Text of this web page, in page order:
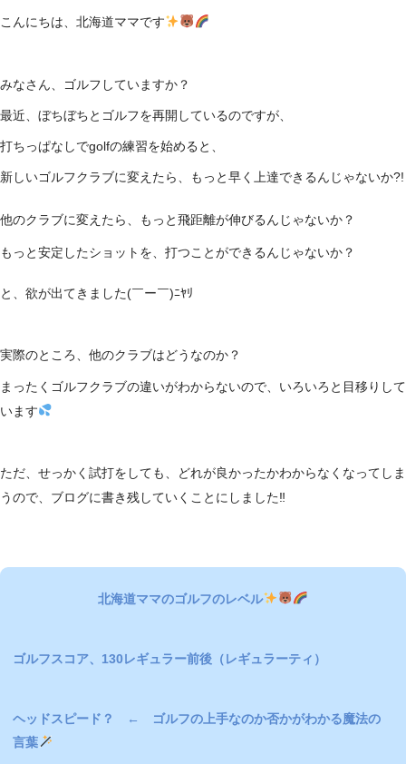
こんにちは、北海道ママです
みなさん、ゴルフしていますか？
最近、ぼちぼちとゴルフを再開しているのですが、
打ちっぱなしでgolfの練習を始めると、
新しいゴルフクラブに変えたら、もっと早く上達できるんじゃないか?!
他のクラブに変えたら、もっと飛距離が伸びるんじゃないか？
もっと安定したショットを、打つことができるんじゃないか？
と、欲が出てきました(￣ー￣)ﾆﾔﾘ
実際のところ、他のクラブはどうなのか？
まったくゴルフクラブの違いがわからないので、いろいろと目移りして
います
ただ、せっかく試打をしても、どれが良かったかわからなくなってしま
うので、ブログに書き残していくことにしました‼
北海道ママのゴルフのレベル
ゴルフスコア、130レギュラー前後（レギュラーティ）
ヘッドスピード？ ← ゴルフの上手なのか否かがわかる魔法の
言葉